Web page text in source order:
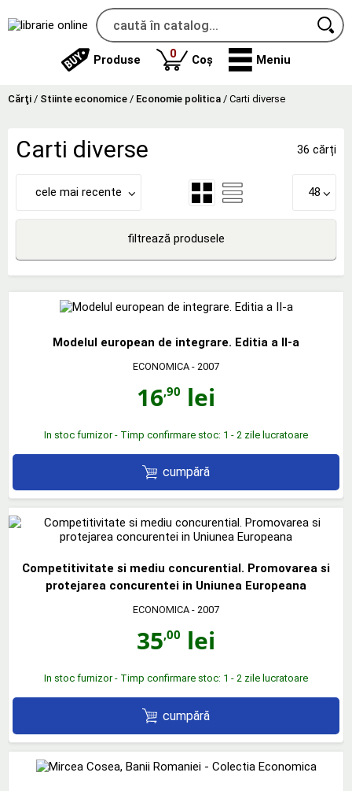
Produse 0produse
Coș Meniu
Cărţi / Stiinte economice / Economie politica / Carti diverse
Carti diverse 36 cărți
cele mai recente 48
filtrează produsele
Modelul european de integrare. Editia a II-a
ECONOMICA - 2007
16,90 lei
In stoc furnizor - Timp confirmare stoc: 1 - 2 zile lucratoare
cumpără
Competitivitate si mediu concurential. Promovarea si
protejarea concurentei in Uniunea Europeana
ECONOMICA - 2007
35,00 lei
In stoc furnizor - Timp confirmare stoc: 1 - 2 zile lucratoare
cumpără